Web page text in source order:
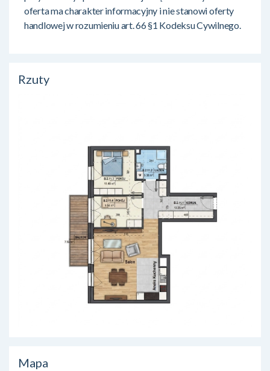
oferta ma charakter informacyjny i nie stanowi oferty
handlowej w rozumieniu art. 66 §1 Kodeksu Cywilnego.
Rzuty
Mapa